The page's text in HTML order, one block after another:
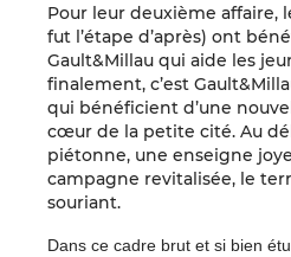
Pour leur deuxième affaire,
fut l’étape d’après) ont
Gault&Millau qui aide les
finalement, c’est
qui bénéficient d’une
cœur de la petite cité. Au
piétonne, une enseigne
campagne revitalisée, le
souriant.
Dans ce cadre brut et si bien